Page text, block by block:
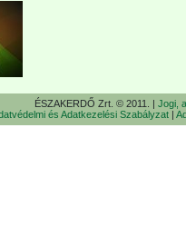
ÉSZAKERDŐ Zrt. © 2011. | Jogi,
és Adatkezelési Szabályzat|